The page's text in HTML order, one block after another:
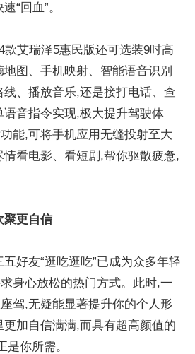
“回血”。
款艾瑞泽5惠民版还可选装9吋高
图、手机映射、智能语音识别
、播放音乐,还是接打电话、查
音指令实现,极大提升驾驶体
能,可将手机应用无缝投射至大
情看电影、看短剧,帮你驱散疲惫,
聚更自信
好友“逛吃逛吃”已成为众多年轻
身心放松的热门方式。此时,一
驾,无疑能显著提升你的个人形
加自信满满,而具有超高颜值的
是你所需。